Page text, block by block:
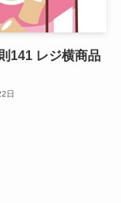
141 レジ横商品
日